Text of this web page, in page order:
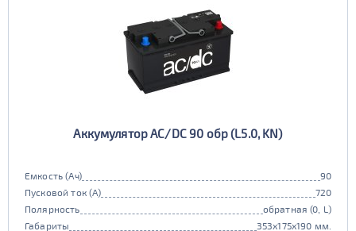
Аккумулятор AC/DC 90 обр (L5.0, KN)
Емкость (Ач)
90
Пусковой ток (А)
720
Полярность
обратная (0, L)
Габариты
353x175x190 мм.